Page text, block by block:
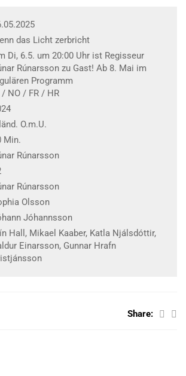
das Licht zerbricht
Di, 6.5. um 20:00 Uhr ist Regisseur
Rúnarsson zu Gast! Ab 8. Mai im
Programm
/ NO / FR / HR
O.m.U.
Min.
Rúnarsson
Rúnarsson
Olsson
Jóhannsson
Hall, Mikael Kaaber, Katla Njálsdóttir,
Einarsson, Gunnar Hrafn
Share: